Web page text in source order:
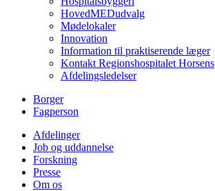
HovedMEDudvalg
Mødelokaler
Innovation
Information til praktiserende læger
Kontakt Regionshospitalet Horsens
Afdelingsledelser
Borger
Fagperson
Afdelinger
Job og uddannelse
Forskning
Presse
Om os